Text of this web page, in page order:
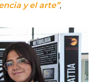
y el arte”,